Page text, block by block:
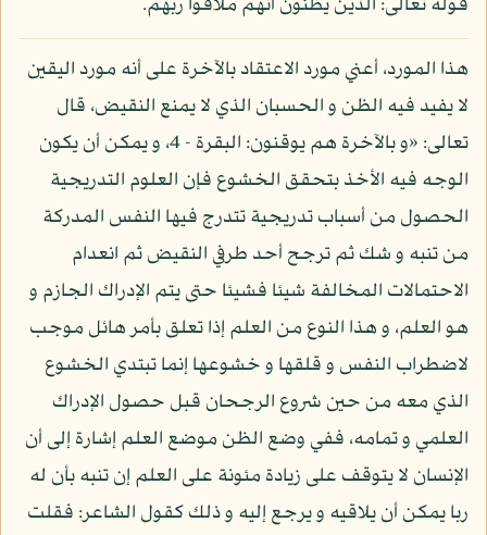
قوله تعالى: الذين يظنون أنهم ملاقوا ربهم.
هذا المورد، أعني مورد الاعتقاد بالآخرة على أنه مورد اليقين
لا يفيد فيه الظن و الحسبان الذي لا يمنع النقيض، قال
تعالى: «و بالآخرة هم يوقنون: البقرة - 4، و يمكن أن يكون
الوجه فيه الأخذ بتحقق الخشوع فإن العلوم التدريجية
الحصول من أسباب تدريجية تتدرج فيها النفس المدركة
من تنبه و شك ثم ترجح أحد طرفي النقيض ثم انعدام
الاحتمالات المخالفة شيئا فشيئا حتى يتم الإدراك الجازم و
هو العلم، و هذا النوع من العلم إذا تعلق بأمر هائل موجب
لاضطراب النفس و قلقها و خشوعها إنما تبتدي الخشوع
الذي معه من حين شروع الرجحان قبل حصول الإدراك
العلمي و تمامه، ففي وضع الظن موضع العلم إشارة إلى أن
الإنسان لا يتوقف على زيادة مئونة على العلم إن تنبه بأن له
ربا يمكن أن يلاقيه و يرجع إليه و ذلك كقول الشاعر: فقلت